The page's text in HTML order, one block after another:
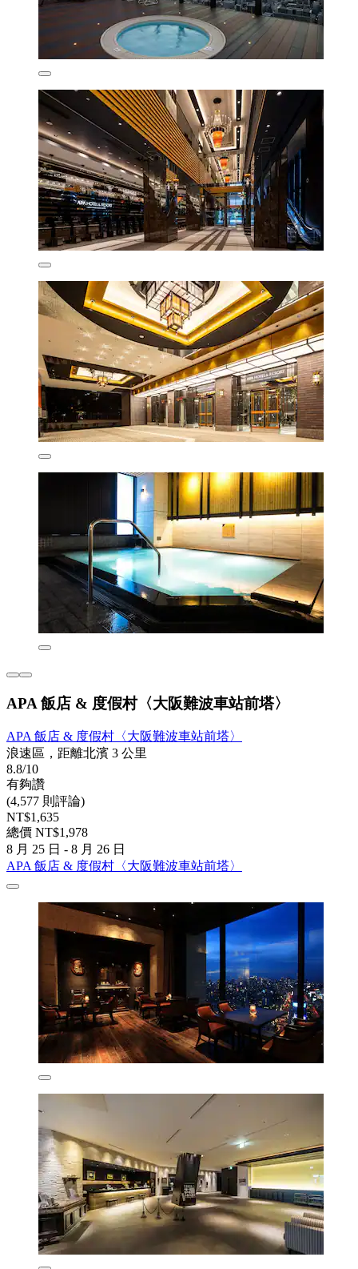
APA 飯店 & 度假村〈大阪難波車站前塔〉
APA 飯店 & 度假村〈大阪難波車站前塔〉
浪速區，距離北濱 3 公里
8.8/10
有夠讚
(4,577 則評論)
NT$1,635
總價 NT$1,978
8 月 25 日 - 8 月 26 日
APA 飯店 & 度假村〈大阪難波車站前塔〉